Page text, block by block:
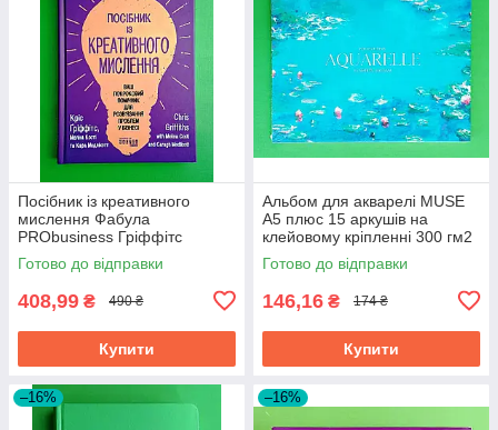
Посібник із креативного
мислення Фабула
PRObusiness Гріффітс
фіолетова
Готово до відправки
408,99 ₴ 490 ₴
Купити
Альбом для акварелі MUSE
A5 плюс 15 аркушів на
клейовому кріпленні 300 гм2
Готово до відправки
146,16 ₴ 174 ₴
Купити
–16% –16%